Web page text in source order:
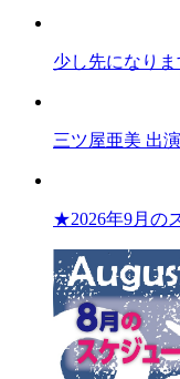
少し先になり
三ツ屋亜美 出
★2026年9月の